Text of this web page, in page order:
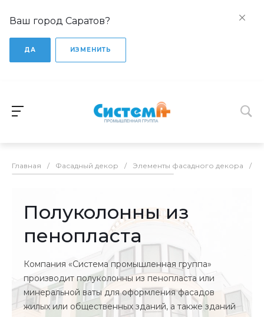
Ваш город Саратов?
ДА ИЗМЕНИТЬ
Главная / Фасадный декор / Элементы фасадного декора /
Полуколонны из
пенопласта
Компания «Система промышленная группа»
производит полуколонны из пенопласта или
минеральной ваты для оформления фасадов
жилых или общественных зданий, а также зданий